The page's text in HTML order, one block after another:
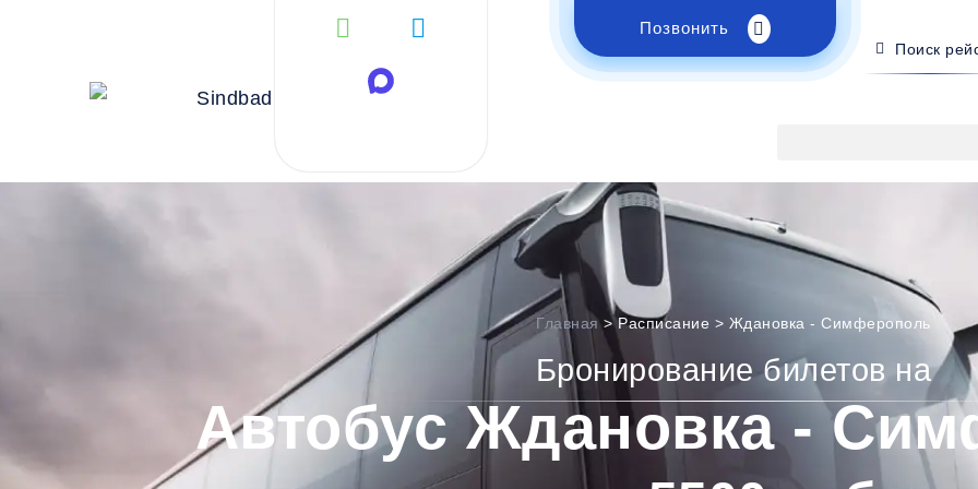
Позвонить
Поиск
Главная>Расписание > Ждановка - Симферополь
Бронирование билетов на
Автобус Ждановка -